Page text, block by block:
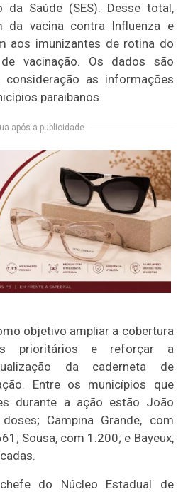
da Saúde (SES). Desse total,
da vacina contra Influenza e
aos imunizantes de rotina do
vacinação. Os dados são
as informações
paraibanos.
após a publicidade
objetivo ampliar a cobertura
prioritários e reforçar a
da caderneta de
Entre os municípios que
durante a ação estão João
Campina Grande, com
Sousa, com 1.200; e Bayeux,
do Núcleo Estadual de